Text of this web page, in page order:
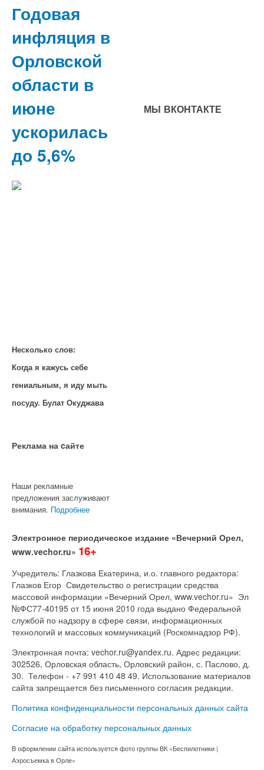
Годовая
инфляция в
Орловской
области в
июне
ускорилась
до 5,6%
Несколько слов:
Когда я кажусь себе
гениальным, я иду мыть
посуду. Булат Окуджава
Реклама на cайте
Наши рекламные
предложения заслуживают
внимания. Подробнее
МЫ ВКОНТАКТЕ
Электронное периодическое издание «Вечерний Орел,
www.vechor.ru» 16+
Учредитель: Глазкова Екатерина, и.о. главного редактора:
Глазков Егор Свидетельство о регистрации средства
массовой информации «Вечерний Орел, www.vechor.ru» Эл
№ФС77-40195 от 15 июня 2010 года выдано Федеральной
службой по надзору в сфере связи, информационных
технологий и массовых коммуникаций (Роскомнадзор РФ).
Электронная почта: vechor.ru@yandex.ru. Адрес редакции:
302526, Орловская область, Орловский район, с. Паслово, д.
30. Телефон - +7 991 410 48 49. Использование материалов
сайта запрещается без письменного согласия редакции.
Политика конфиденциальности персональных данных сайта
Согласие на обработку персональных данных
В оформлении сайта используется фото группы ВК «Беспилотники |
Аэросъемка в Орле»